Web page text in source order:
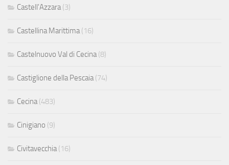
Castell'Azzara (3)
Castellina Marittima (16)
Castelnuovo Val di Cecina (8)
Castiglione della Pescaia (74)
Cecina (483)
Cinigiano (9)
Civitavecchia (16)